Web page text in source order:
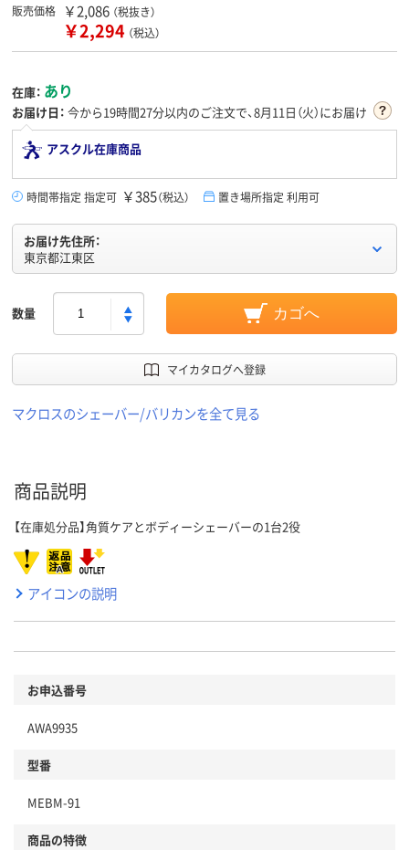
販売価格 ￥2,086 （税抜き）
￥2,294 （税込）
在庫： あり
お届け日： 今から19時間27分以内のご注文で、8月11日（火）にお届け
アスクル在庫商品
時間帯指定 指定可 ￥385（税込） 置き場所指定 利用可
お届け先住所：
東京都江東区
数量 カゴへ
マイカタログへ登録
マクロスのシェーバー/バリカンを全て見る
商品説明
【在庫処分品】角質ケアとボディーシェーバーの1台2役
アイコンの説明
お申込番号
AWA9935
型番
MEBM-91
商品の特徴